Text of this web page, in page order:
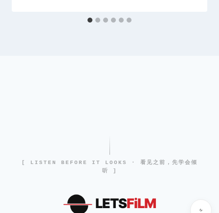
[ LISTEN BEFORE IT LOOKS · 看见之前，先学会倾
听 ]
LETSFiLM